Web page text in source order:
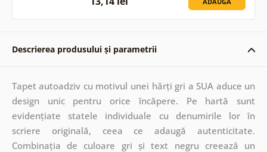
Descrierea produsului și parametrii
Tapet autoadziv cu motivul unei hărți gri a SUA aduce un
design unic pentru orice încăpere. Pe hartă sunt
evidențiate statele individuale cu denumirile lor în
scriere originală, ceea ce adaugă autenticitate.
Combinația de culoare gri și text negru creează un